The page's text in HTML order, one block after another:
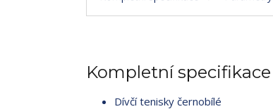
Kompletní specifikace
Dívčí tenisky černobílé